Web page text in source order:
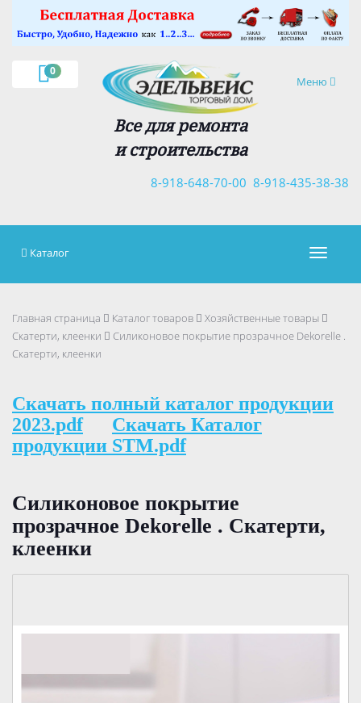
0
Навигация
Меню
Все для ремонта
и строительства
8-918-435-38-38
8-918-648-70-00
×
Каталог
Главная страница Каталог товаров
Хозяйственные товары
Скатерти, клеенки
Силиконовое покрытие прозрачное Dekorelle .
Скатерти, клеенки
Скачать полный каталог продукции
2023.pdf
Скачать Каталог
продукции STM.pdf
Силиконовое покрытие
прозрачное Dekorelle . Скатерти,
клеенки